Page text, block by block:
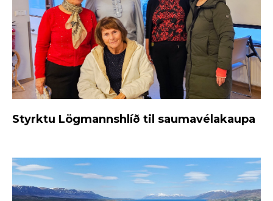
Styrktu Lögmannshlíð til saumavélakaupa